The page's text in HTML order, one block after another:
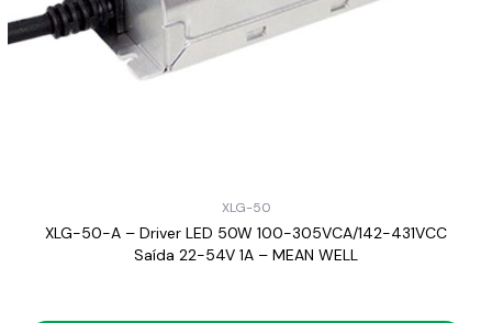
XLG-50
XLG-50-A – Driver LED 50W 100-305VCA/142-431VCC
Saída 22-54V 1A – MEAN WELL